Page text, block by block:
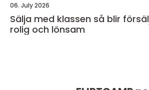
06. July 2026
Sälja med klassen så blir försäljningen både
rolig och lönsam